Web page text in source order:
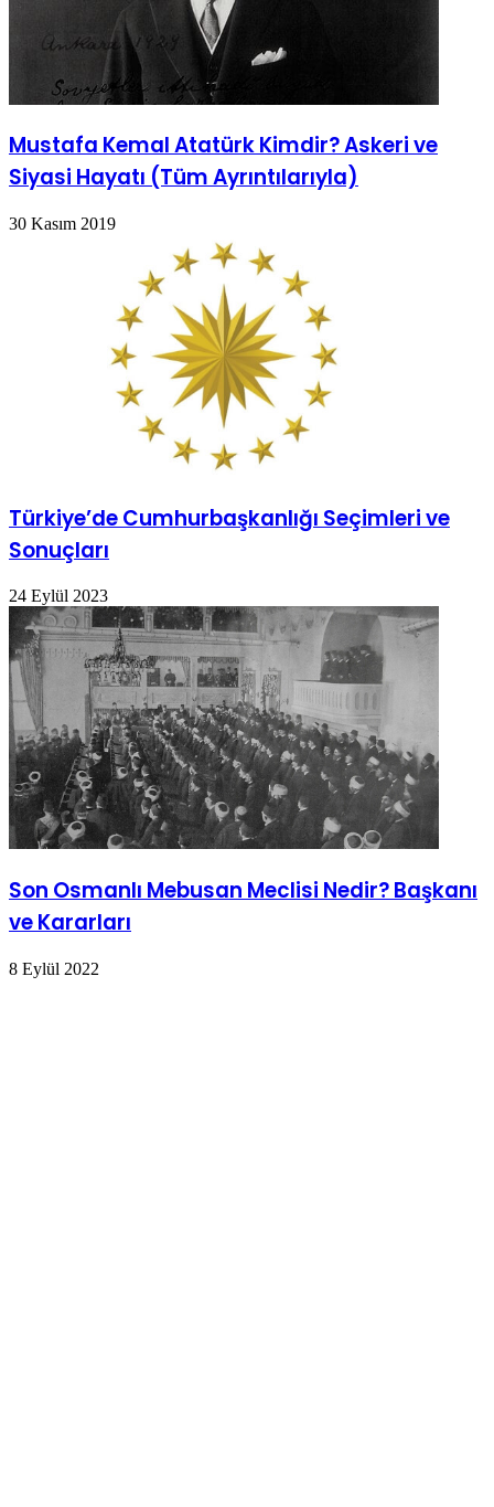
Mustafa Kemal Atatürk Kimdir? Askeri ve
Siyasi Hayatı (Tüm Ayrıntılarıyla)
30 Kasım 2019
Türkiye’de Cumhurbaşkanlığı Seçimleri ve
Sonuçları
24 Eylül 2023
Son Osmanlı Mebusan Meclisi Nedir? Başkanı
ve Kararları
8 Eylül 2022